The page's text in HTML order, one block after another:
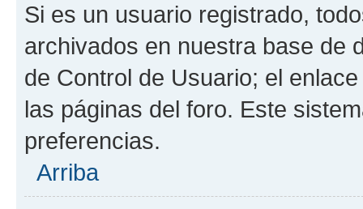
Si es un usuario registrado,
archivados en nuestra base de
de Control de Usuario; el
las páginas del foro. Este
preferencias.
Arriba